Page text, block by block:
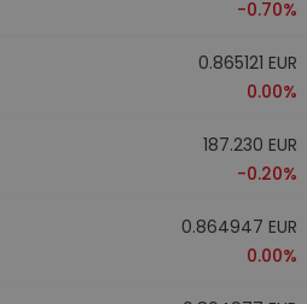
-0.70%
0.865121 EUR
0.00%
187.230 EUR
-0.20%
0.864947 EUR
0.00%